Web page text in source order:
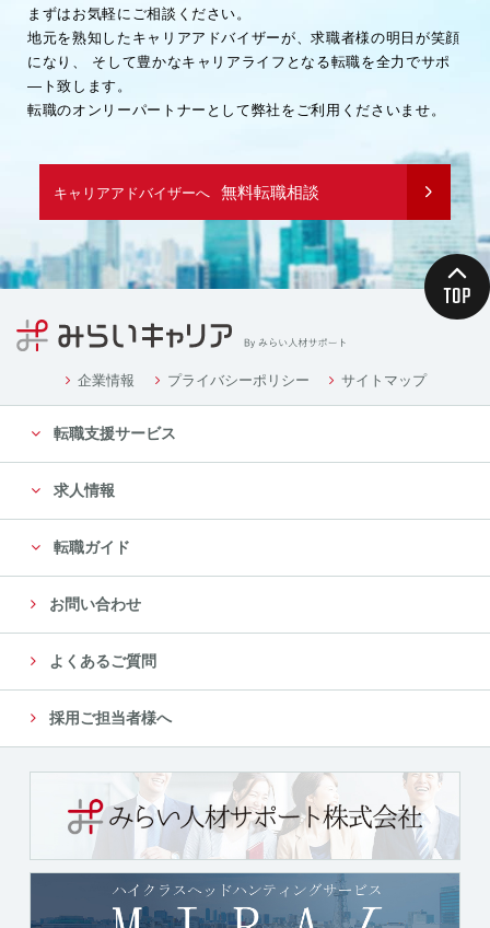
ため
（３）取引先企業情報
・業務を履行するため
・企業様へ各種連絡を行うため
（４）募集や採用に応募頂く方の情報
（５）当社従業者の情報
・人事や労務、福利厚生などの業務連絡のため
４．個人情報の委託について
当社は、業務を円滑に進める等の理由から、業務の一
部を外部に委託する際に、個人情報を委託す
る場合があります。ただし、委託先に開示するお客様
の個人情報は、当該業務の委託に必要となる
最小限の個人情報のみとし、かつ使用範囲もその範囲
に限定します。
尚、委託先は、十分な個人情報の保護水準を満たして
いる委託先を選定し、安全管理が図られるよ
う、委託先に対する必要かつ適切な管理監督をいたし
ます。
５．個人情報の第三者への提供について
当社では、収集した個人情報を、以下のいずれかに該
当する場合を除き、いかなる第三者にも提供
または開示いたしません。
（１）法令に基づく場合
（２）人の生命、身体又は財産の保護のために必要が
ある場合であって、本人の同意を得ることが
困難であるとき
（３）公衆衛生の向上又は児童の健全な育成の推進の
ために特に必要がある場合であって、本人の
同意を得ることが困難であるとき
まずはお気軽にご相談ください。
地元を熟知したキャリアアドバイザーが、求職者様の明日が笑顔
になり、
そして豊かなキャリアライフとなる転職を全力でサポ
―ト致します。
転職のオンリーパートナーとして弊社をご利用くださいませ。
キャリアアドバイザーへ 無料転職相談
企業情報 プライバシーポリシー サイトマップ
転職支援サービス
求人情報
転職ガイド
お問い合わせ
よくあるご質問
採用ご担当者様へ